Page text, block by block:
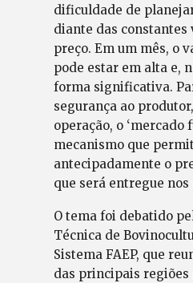
dificuldade de
diante das constantes
preço. Em um mês, o
pode estar em alta e,
forma significativa.
segurança ao
operação, o ‘mercado
mecanismo que
antecipadamente o
que será entregue
O tema foi debatido
Técnica de
Sistema FAEP, que
das principais regiões